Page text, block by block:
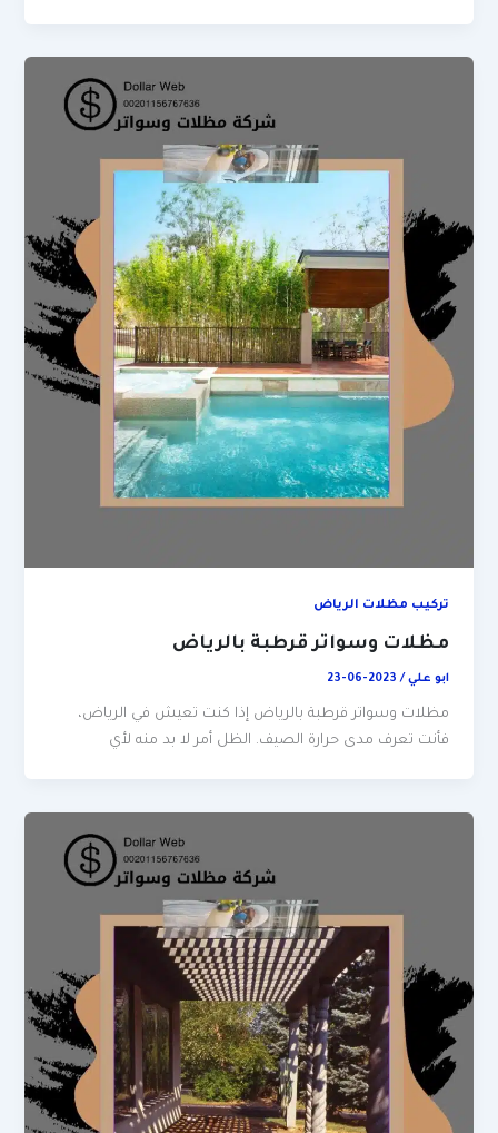
تركيب مظلات الرياض
مظلات وسواتر قرطبة بالرياض
ابو علي/
2023-06-23
مظلات وسواتر قرطبة بالرياض إذا كنت تعيش في الرياض،
فأنت تعرف مدى حرارة الصيف. الظل أمر لا بد منه لأي